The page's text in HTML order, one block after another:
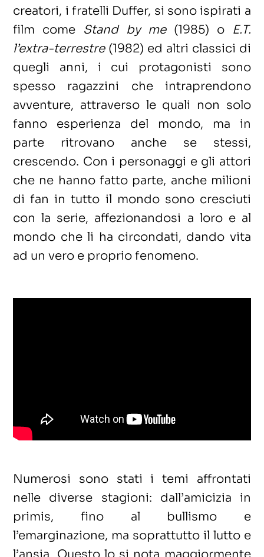
creatori, i fratelli Duffer, si sono ispirati a
film come Stand by me(1985) o E.T.
l’extra-terrestre(1982) ed altri classici di
quegli anni, i cui protagonisti sono
spesso ragazzini che intraprendono
avventure, attraverso le quali non solo
fanno esperienza del mondo, ma in
parte ritrovano anche se stessi,
crescendo. Con i personaggi e gli attori
che ne hanno fatto parte, anche milioni
di fan in tutto il mondo sono cresciuti
con la serie, affezionandosi a loro e al
mondo che li ha circondati, dando vita
ad un vero e proprio fenomeno.
Numerosi sono stati i temi affrontati
nelle diverse stagioni: dall’amicizia in
primis, fino al bullismo e
l’emarginazione, ma soprattutto il lutto e